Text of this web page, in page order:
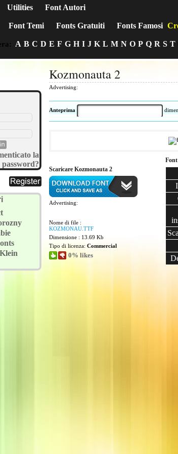
Utilities Font Autori
Font Temi Fonts Gratuiti Fonts Famosi
A B C D E F G H I J K L M N O P Q R S T
la
password?
Kozmonauta 2
Advertising:
Anteprima
Scaricare Kozmonauta 2
Advertising:
Nome di file :
KOZMONAU.TTF
Dimensione : 13.69 Kb
Tipo di licenza: Commercial
0% likes